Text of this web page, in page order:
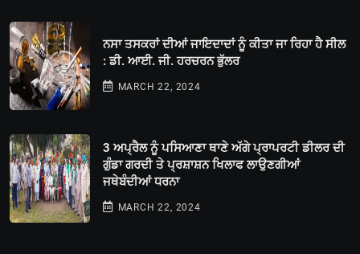
ਨਸਾ ਤਸਕਰਾਂ ਦੀਆਂ ਜਾਇਦਾਦਾਂ ਨੂੰ ਕੀਤਾ ਜਾ ਰਿਹਾ ਹੈ ਸੀਲ
: ਡੀ. ਆਈ. ਜੀ. ਹਰਚਰਨ ਭੁੱਲਰ
MARCH 22, 2024
3 ਅਪ੍ਰੈਲ ਨੂੰ ਪਸਿਆਣਾ ਥਾਣੇ ਅੱਗੇ ਪ੍ਰਾਪਰਟੀ ਡੀਲਰ ਦੀ
ਗੁੰਡਾ ਗਰਦੀ ਤੇ ਪ੍ਰਸ਼ਾਸ਼ਨ ਖਿਲਾਫ ਲਾਉਣਗੀਆਂ
ਜਥੇਬੰਦੀਆਂ ਧਰਨਾ
MARCH 22, 2024